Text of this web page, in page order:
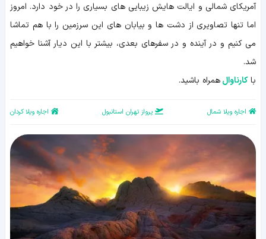
آمریکای شمالی و ایالت هایش زیبایی های بسیاری را در خود دارد. امروز
اما تنها تصاویری از دشت ها و بیابان های این سرزمین را با هم تماشا
می کنیم و در آینده و در سفرهای بعدی، بیشتر با این دیار آشنا خواهیم
شد.
باکارناوالهمراه باشید.
اجاره ویلا شمال پرواز تهران استانبول اجاره ویلا کردان